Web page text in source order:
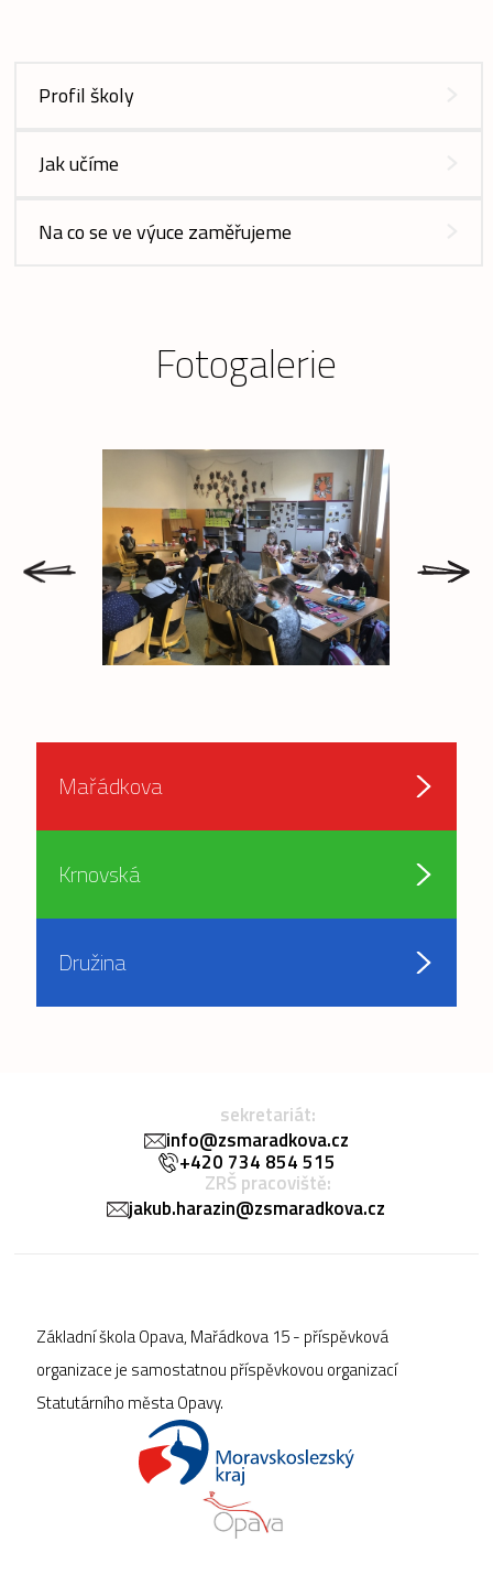
Profil školy
Jak učíme
Na co se ve výuce zaměřujeme
Fotogalerie
Mařádkova
Krnovská
Družina
sekretariát:
info@zsmaradkova.cz
+420 734 854 515
ZRŠ pracoviště:
jakub.harazin@zsmaradkova.cz
Základní škola Opava, Mařádkova 15 - příspěvková
organizace je samostatnou příspěvkovou organizací
Statutárního města Opavy.